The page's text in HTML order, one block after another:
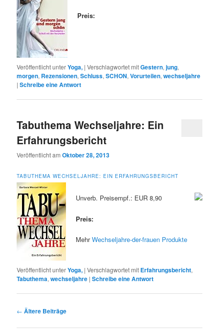
Preis:
Veröffentlicht unterYoga, |Verschlagwortet mitGestern,jung,
morgen, Rezensionen,Schluss,SCHON,Vorurteilen,wechseljahre
|Schreibe eine Antwort
Tabuthema Wechseljahre: Ein
Erfahrungsbericht
Veröffentlicht amOktober 28, 2013
TABUTHEMA WECHSELJAHRE: EIN ERFAHRUNGSBERICHT
Unverb. Preisempf.: EUR 8,90
Preis:
MehrWechseljahre-der-frauen Produkte
Veröffentlicht unterYoga, |Verschlagwortet mit Erfahrungsbericht,
Tabuthema,wechseljahre |Schreibe eine Antwort
Beitrags-
← Ältere Beiträge